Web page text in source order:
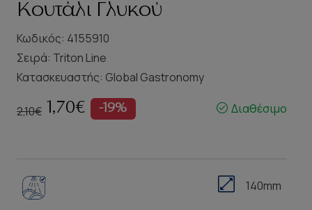
Κουτάλι Γλυκού
Κωδικός: 4155910
Σειρά: Triton Line
Κατασκευαστής: Global Gastronomy
2,10€ 1,70€ -19% Διαθέσιμο
140mm